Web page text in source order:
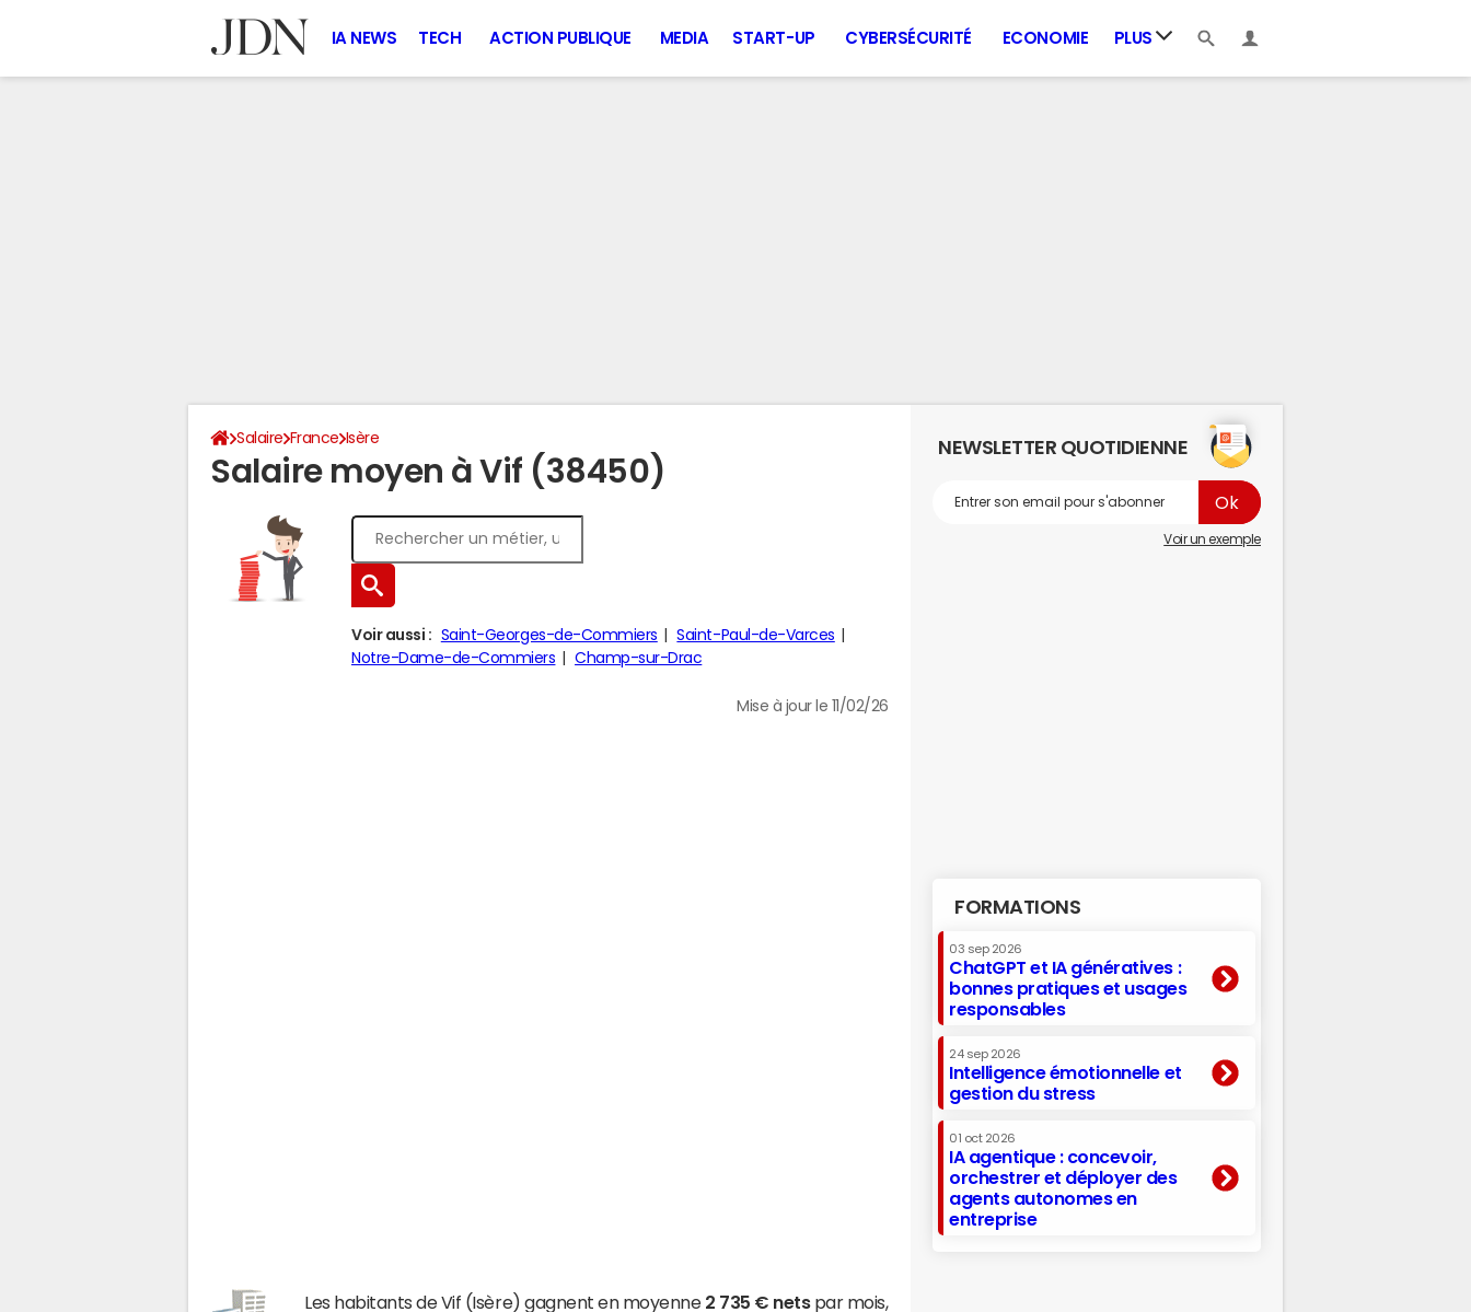
IA NEWS TECH ACTION PUBLIQUE MEDIA START-UP CYBERSÉCURITÉ ECONOMIE PLUS
Salaire France Isère
Salaire moyen à Vif (38450)
Voir aussi : Saint-Georges-de-Commiers
Saint-Paul-de-Varces
Notre-Dame-de-Commiers
Champ-sur-Drac
Mise à jour le 11/02/26
Les habitants de Vif (Isère) gagnent en moyenne 2 735 € netspar mois,
NEWSLETTER QUOTIDIENNE
Voir un exemple
FORMATIONS
03 sep 2026
ChatGPT et IA génératives :
bonnes pratiques et usages
responsables
24 sep 2026
Intelligence émotionnelle et
gestion du stress
01 oct 2026
IA agentique : concevoir,
orchestrer et déployer des
agents autonomes en
entreprise